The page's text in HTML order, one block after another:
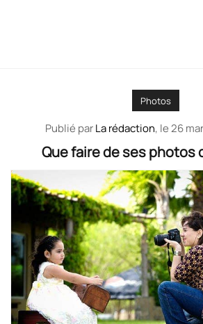
Photos
Publié parLa rédaction, le26
Que faire de ses photos